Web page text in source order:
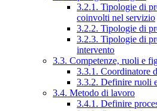
3.2.1. Tipologie di
coinvolti nel servizio
3.2.2. Tipologie di
3.2.3. Tipologie di
intervento
3.3. Competenze, ruoli e
3.3.1. Coordinatore
3.3.2. Definire ruoli
3.4. Metodo di lavoro
3.4.1. Definire